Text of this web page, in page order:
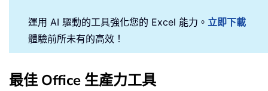
運用 AI 驅動的工具強化您的 Excel 能力。 立即下載
體驗前所未有的高效！
最佳 Office 生產力工具